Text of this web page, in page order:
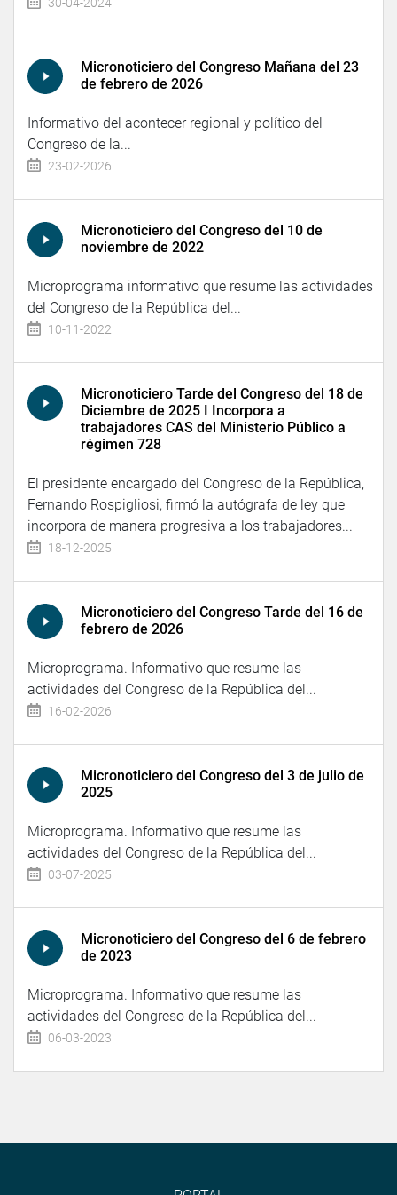
Micronoticiero del Congreso Mañana del 23
de febrero de 2026
Informativo del acontecer regional y político del
Congreso de la...
23-02-2026
Micronoticiero del Congreso del 10 de
noviembre de 2022
Microprograma informativo que resume las actividades
del Congreso de la República del...
10-11-2022
Micronoticiero Tarde del Congreso del 18 de
Diciembre de 2025 I Incorpora a
trabajadores CAS del Ministerio Público a
régimen 728
El presidente encargado del Congreso de la República,
Fernando Rospigliosi, firmó la autógrafa de ley que
incorpora de manera progresiva a los trabajadores...
18-12-2025
Micronoticiero del Congreso Tarde del 16 de
febrero de 2026
Microprograma. Informativo que resume las
actividades del Congreso de la República del...
16-02-2026
Micronoticiero del Congreso del 3 de julio de
2025
Microprograma. Informativo que resume las
actividades del Congreso de la República del...
03-07-2025
Micronoticiero del Congreso del 6 de febrero
de 2023
Microprograma. Informativo que resume las
actividades del Congreso de la República del...
06-03-2023